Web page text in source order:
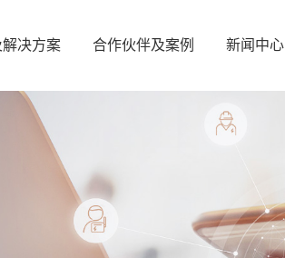
决方案 合作伙伴及案例 新闻中心